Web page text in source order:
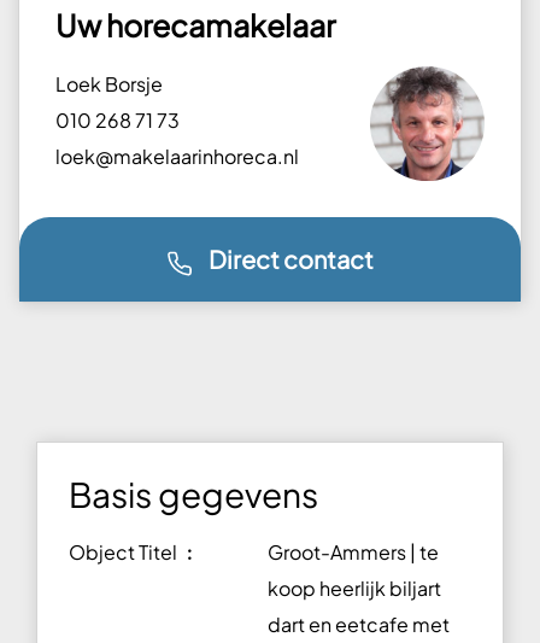
Uw horecamakelaar
Loek Borsje
010 268 71 73
loek@makelaarinhoreca.nl
Direct contact
Basis gegevens
Object Titel ︰
Groot-Ammers | te
koop heerlijk biljart
dart en eetcafe met